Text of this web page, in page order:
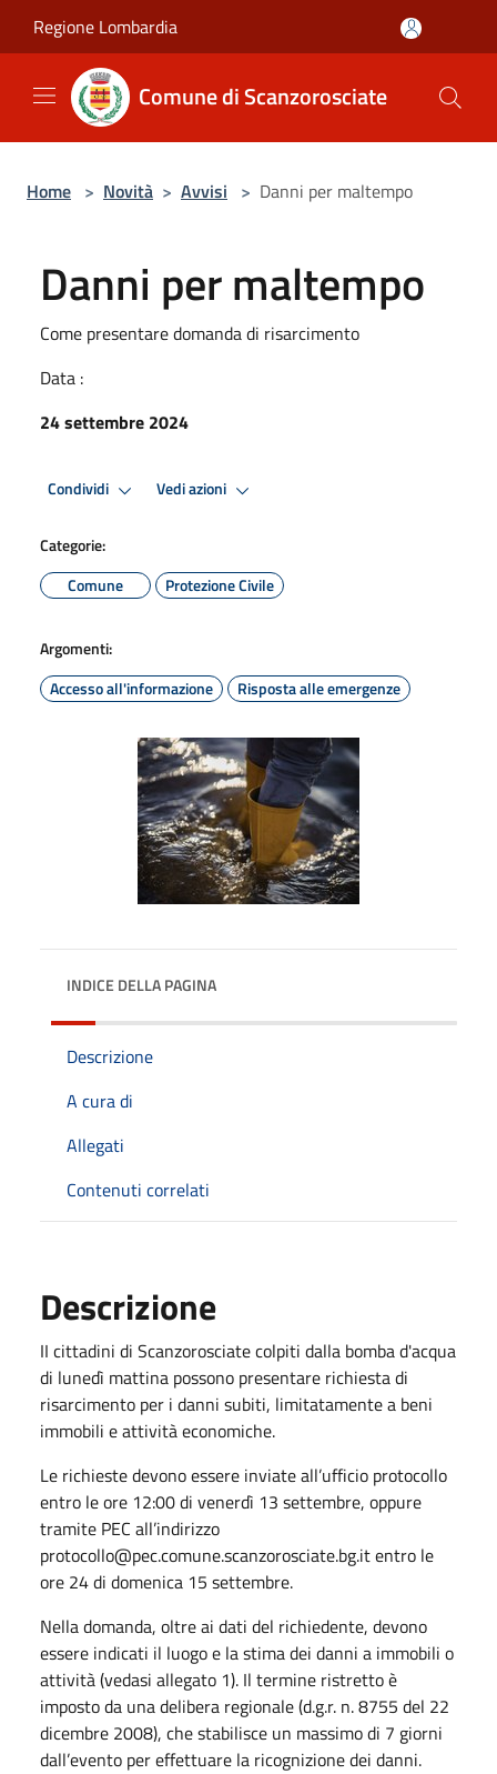
Regione Lombardia
Comune di Scanzorosciate
Home > Novità > Avvisi > Danni per maltempo
Danni per maltempo
Come presentare domanda di risarcimento
Data :
24 settembre 2024
Condividi Vedi azioni
Categorie:
Comune
Protezione Civile
Argomenti:
Accesso all'informazione
Risposta alle emergenze
INDICE DELLA PAGINA
Descrizione
A cura di
Allegati
Contenuti correlati
Descrizione
II cittadini di Scanzorosciate colpiti dalla bomba d'acqua
di lunedì mattina possono presentare richiesta di
risarcimento per i danni subiti, limitatamente a beni
immobili e attività economiche.
Le richieste devono essere inviate all’ufficio protocollo
entro le ore 12:00 di venerdì 13 settembre, oppure
tramite PEC all’indirizzo
protocollo@pec.comune.scanzorosciate.bg.it entro le
ore 24 di domenica 15 settembre.
Nella domanda, oltre ai dati del richiedente, devono
essere indicati il luogo e la stima dei danni a immobili o
attività (vedasi allegato 1). Il termine ristretto è
imposto da una delibera regionale (d.g.r. n. 8755 del 22
dicembre 2008), che stabilisce un massimo di 7 giorni
dall’evento per effettuare la ricognizione dei danni.